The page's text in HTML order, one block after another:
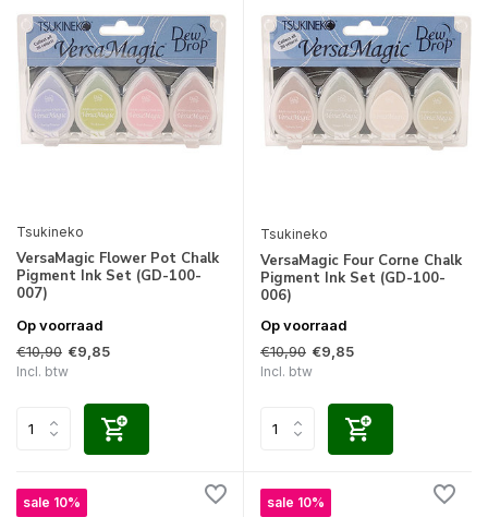
Tsukineko
VersaMagic Flower Pot Chalk
Pigment Ink Set (GD-100-
007)
Op voorraad
€10,90 €9,85
Incl. btw
Tsukineko
VersaMagic Four Corne Chalk
Pigment Ink Set (GD-100-
006)
Op voorraad
€10,90 €9,85
Incl. btw
sale 10% sale 10%